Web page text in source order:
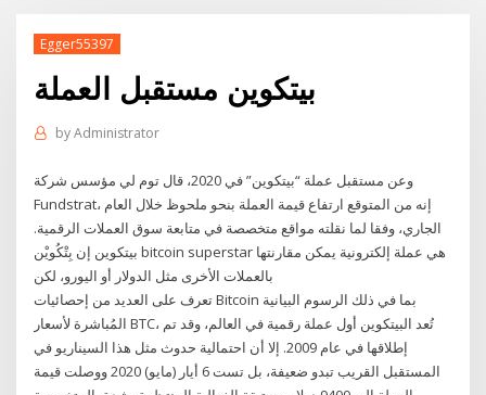
Egger55397
بيتكوين مستقبل العملة
byAdministrator
وعن مستقبل عملة “بيتكوين” في 2020، قال توم لي مؤسس شركة
Fundstrat، إنه من المتوقع ارتفاع قيمة العملة بنحو ملحوظ خلال العام
الجاري، وفقا لما نقلته مواقع متخصصة في متابعة سوق العملات الرقمية.
بيتكوين إن بِتْكُويْن bitcoin superstar هي عملة إلكترونية يمكن مقارنتها
بالعملات الأخرى مثل الدولار أو اليورو، لكن
تعرف على العديد من إحصائيات Bitcoin بما في ذلك الرسوم البيانية
المُباشرة لأسعار BTC، تُعد البيتكوين أول عملة رقمية في العالم، وقد تم
إطلاقها في عام 2009. إلا أن احتمالية حدوث مثل هذا السيناريو في
المستقبل القريب تبدو ضعيفة، بل تست 6 أيار (مايو) 2020 ووصلت قيمة